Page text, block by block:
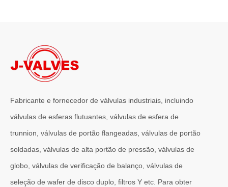
Por que os sistemas marítimos confiam nas válvulas gaveta C95800
Os sistemas de engenharia naval operam em alguns dos
Fabricante e fornecedor de válvulas industriais, incluindo
válvulas de esferas flutuantes, válvulas de esfera de
trunnion, válvulas de portão flangeadas, válvulas de portão
soldadas, válvulas de alta portão de pressão, válvulas de
globo, válvulas de verificação de balanço, válvulas de
seleção de wafer de disco duplo, filtros Y etc. Para obter